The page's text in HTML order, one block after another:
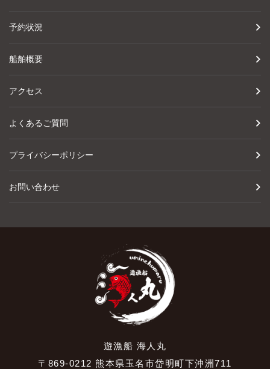
予約状況
船舶概要
アクセス
よくあるご質問
プライバシーポリシー
お問い合わせ
遊漁船 海人丸
〒869-0212 熊本県玉名市岱明町下沖洲711